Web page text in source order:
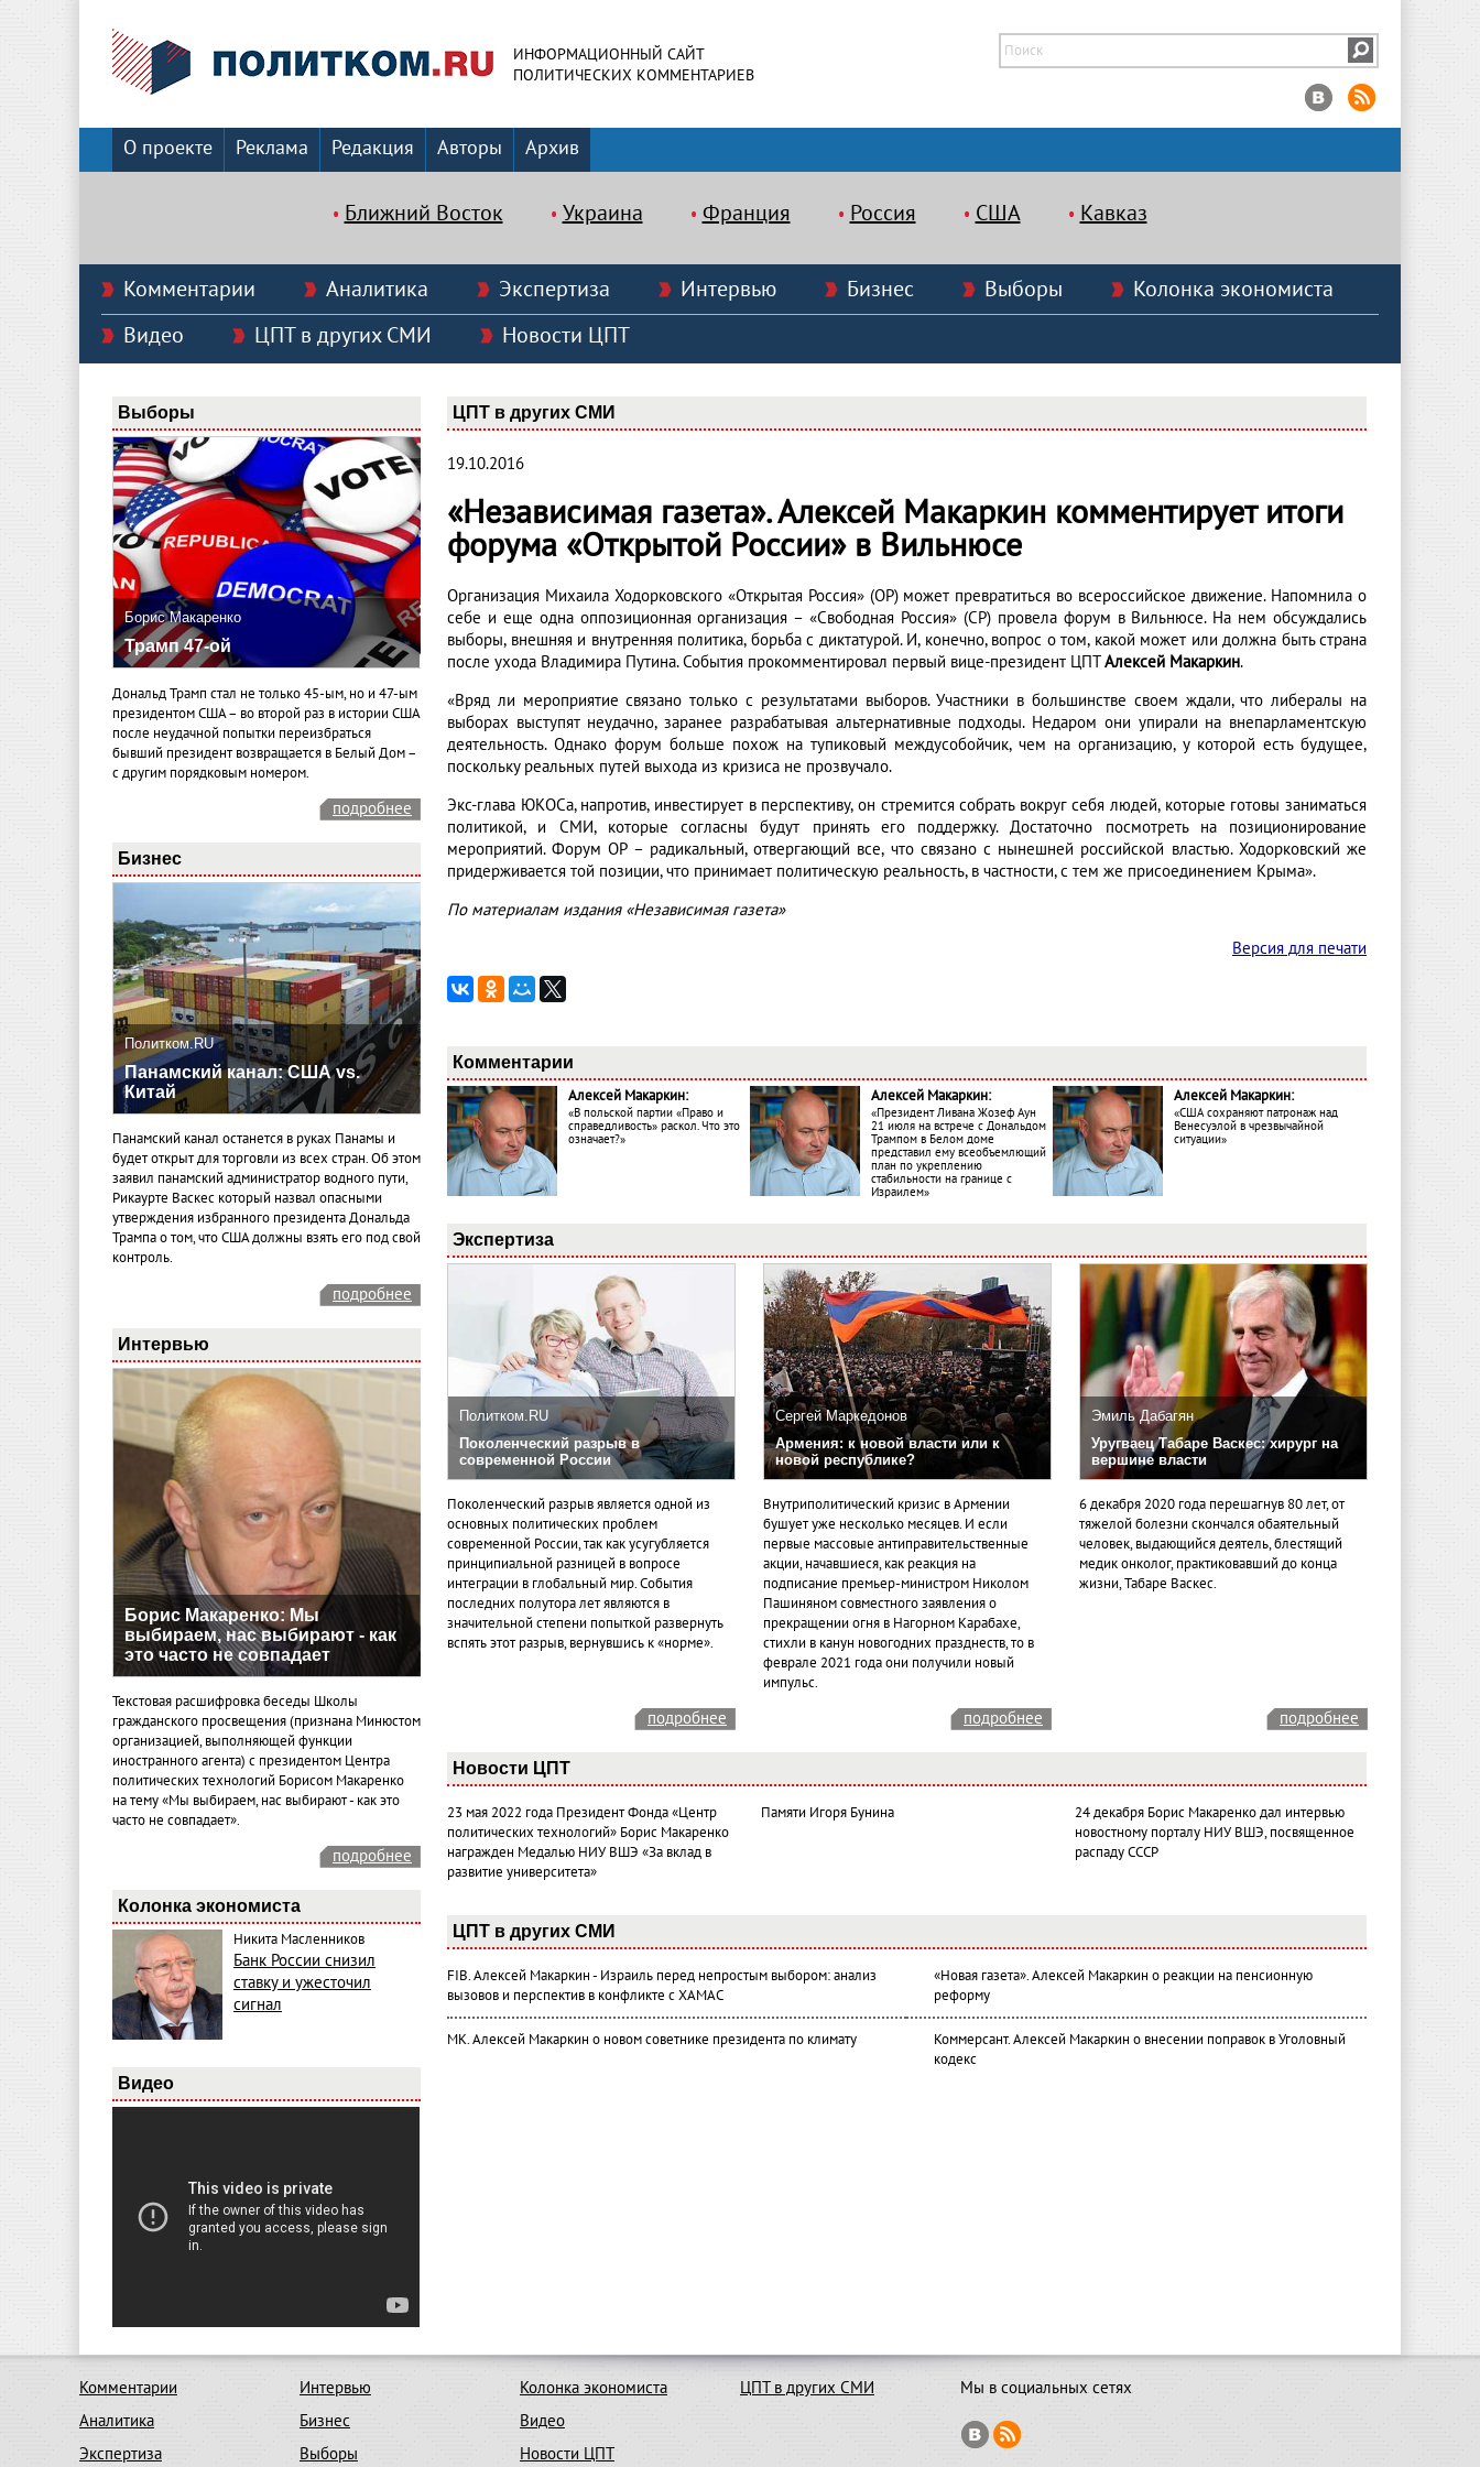
ИНФОРМАЦИОННЫЙ САЙТ
ПОЛИТИЧЕСКИХ КОММЕНТАРИЕВ
О проекте Реклама Редакция Авторы Архив
Ближний Восток Украина Франция Россия США Кавказ
Комментарии Аналитика Экспертиза Интервью Бизнес Выборы
Колонка экономиста
Видео
ЦПТ в других СМИ Новости ЦПТ
Выборы
Борис Макаренко
Трамп 47-ой
Дональд Трамп стал не только 45-ым, но и 47-ым
президентом США – во второй раз в истории США
после неудачной попытки переизбраться
бывший президент возвращается в Белый Дом –
с другим порядковым номером.
подробнее
Бизнес
Политком.RU
Панамский канал: США vs.
Китай
Панамский канал останется в руках Панамы и
будет открыт для торговли из всех стран. Об этом
заявил панамский администратор водного пути,
Рикаурте Васкес который назвал опасными
утверждения избранного президента Дональда
Трампа о том, что США должны взять его под свой
контроль.
подробнее
Интервью
Борис Макаренко: Мы
выбираем, нас выбирают - как
это часто не совпадает
Текстовая расшифровка беседы Школы
гражданского просвещения (признана Минюстом
организацией, выполняющей функции
иностранного агента) с президентом Центра
политических технологий Борисом Макаренко
на тему «Мы выбираем, нас выбирают - как это
часто не совпадает».
подробнее
Колонка экономиста
Никита Масленников
Банк России снизил
ставку и ужесточил
сигнал
Видео
ЦПТ в других СМИ
19.10.2016
«Независимая газета». Алексей Макаркин комментирует итоги
форума «Открытой России» в Вильнюсе
Организация Михаила Ходорковского «Открытая Россия» (ОР) может превратиться во всероссийское движение. Напомнила о
себе и еще одна оппозиционная организация – «Свободная Россия» (СР) провела форум в Вильнюсе. На нем обсуждались
выборы, внешняя и внутренняя политика, борьба с диктатурой. И, конечно, вопрос о том, какой может или должна быть страна
после ухода Владимира Путина. События прокомментировал первый вице-президент ЦПТАлексей Макаркин.
«Вряд ли мероприятие связано только с результатами выборов. Участники в большинстве своем ждали, что либералы на
выборах выступят неудачно, заранее разрабатывая альтернативные подходы. Недаром они упирали на внепарламентскую
деятельность. Однако форум больше похож на тупиковый междусобойчик, чем на организацию, у которой есть будущее,
поскольку реальных путей выхода из кризиса не прозвучало.
Экс-глава ЮКОСа, напротив, инвестирует в перспективу, он стремится собрать вокруг себя людей, которые готовы заниматься
политикой, и СМИ, которые согласны будут принять его поддержку. Достаточно посмотреть на позиционирование
мероприятий. Форум ОР – радикальный, отвергающий все, что связано с нынешней российской властью. Ходорковский же
придерживается той позиции, что принимает политическую реальность, в частности, с тем же присоединением Крыма».
По материалам издания «Независимая газета»
Версия для печати
Комментарии
Алексей Макаркин:
«В польской партии «Право и
справедливость» раскол. Что это
означает?»
Алексей Макаркин:
«Президент Ливана Жозеф Аун
21 июля на встрече с Дональдом
Трампом в Белом доме
представил ему всеобъемлющий
план по укреплению
стабильности на границе с
Израилем»
Алексей Макаркин:
«США сохраняют патронаж над
Венесуэлой в чрезвычайной
ситуации»
Экспертиза
Политком.RU
Поколенческий разрыв в
современной России
Поколенческий разрыв является одной из
основных политических проблем
современной России, так как усугубляется
принципиальной разницей в вопросе
интеграции в глобальный мир. События
последних полутора лет являются в
значительной степени попыткой развернуть
вспять этот разрыв, вернувшись к «норме».
Сергей Маркедонов
Армения: к новой власти или к
новой республике?
Внутриполитический кризис в Армении
бушует уже несколько месяцев. И если
первые массовые антиправительственные
акции, начавшиеся, как реакция на
подписание премьер-министром Николом
Пашиняном совместного заявления о
прекращении огня в Нагорном Карабахе,
стихли в канун новогодних празднеств, то в
феврале 2021 года они получили новый
импульс.
Эмиль Дабагян
Уругваец Табаре Васкес: хирург на
вершине власти
6 декабря 2020 года перешагнув 80 лет, от
тяжелой болезни скончался обаятельный
человек, выдающийся деятель, блестящий
медик онколог, практиковавший до конца
жизни, Табаре Васкес.
подробнее подробнее подробнее
Новости ЦПТ
23 мая 2022 года Президент Фонда «Центр
политических технологий» Борис Макаренко
награжден Медалью НИУ ВШЭ «За вклад в
развитие университета»
Памяти Игоря Бунина
24 декабря Борис Макаренко дал интервью
новостному порталу НИУ ВШЭ, посвященное
распаду СССР
ЦПТ в других СМИ
FIB. Алексей Макаркин - Израиль перед непростым выбором: анализ
вызовов и перспектив в конфликте с ХАМАС
«Новая газета». Алексей Макаркин о реакции на пенсионную
реформу
МК. Алексей Макаркин о новом советнике президента по климату
Коммерсант. Алексей Макаркин о внесении поправок в Уголовный
кодекс
Комментарии
Аналитика
Экспертиза
Интервью
Бизнес
Выборы
Колонка экономиста
Видео
Новости ЦПТ
ЦПТ в других СМИ Мы в социальных сетях